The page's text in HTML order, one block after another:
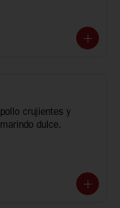
crujientes y
dulce.